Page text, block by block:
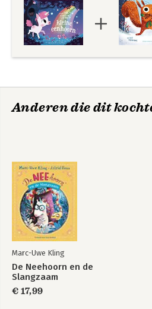
Anderen die dit
Marc-Uwe Kling
De Neehoorn en de
Slangzaam
€ 17,99